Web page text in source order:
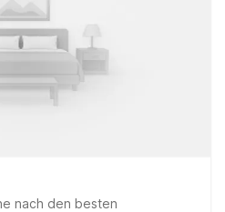
nach den besten